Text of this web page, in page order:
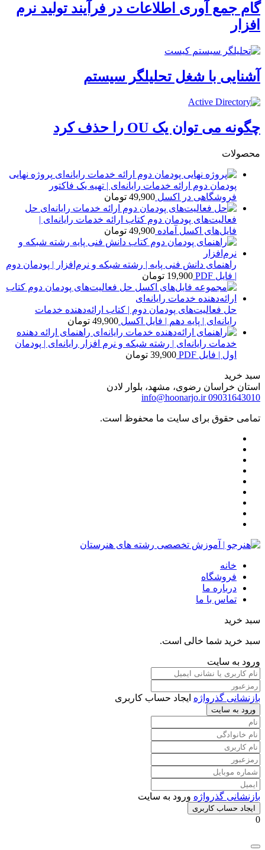
گام جمع آوری اطلاعات در فرآیند تولید نرم
افزار
آشنایی با شغل تحلیلگر سیستم
چگونه می توان یک OU را حذف کرد
محصولات
پروژه نهایی
پودمان دوم ارائه خدمات رایانه‌ای | تهیه یک فاکتور
فروشگاهی در اکسل 49,900 تومان
حل
فعالیت‌های پودمان دوم کتاب ارائه خدمات رایانه‌ای |
فایل‌های اکسل آماده 49,900 تومان
راهنمای دانش فنی پایه | رشته شبکه و نرم‌افزار | پودمان دوم
| فایل PDF
19,900 تومان
حل فعالیت‌های پودمان دوم | کتاب ارائه‌دهنده خدمات
رایانه‌ای | پایه دهم | فایل اکسل 49,900 تومان
راهنمای ارائه دهنده
خدمات رایانه‌ای | رشته شبکه و نرم افزار رایانه‌ای | پودمان
اول | فایل PDF
39,900 تومان
سبد خرید
استان خراسان رضوی، مشهد، بلوار لادن
09031643010
info@hoonarjo.ir
تمامی حقوق برای سایت ما محفوظ است.
خانه
فروشگاه
درباره ما
تماس با ما
سبد خرید
سبد خرید شما خالی است.
ورود به سایت
بازنشانی گذرواژه ایجاد حساب کاربری
ورود به سایت
بازنشانی گذرواژه ورود به سایت
ایجاد حساب کاربری
0